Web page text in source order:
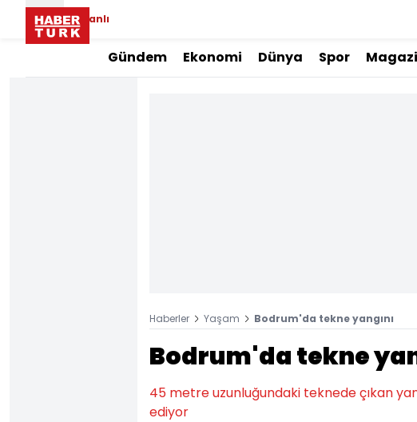
Canlı
Gündem Ekonomi Dünya Spor
Haberler Yaşam Bodrum'da tekne yangını
Bodrum'da tekne
45 metre uzunluğundaki teknede çıkan
ediyor